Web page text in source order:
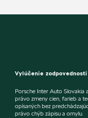
Vylúčenie zodpovednosti
Porsche Inter Auto Slovakia
právo zmeny cien, farieb a
opísaných bez
právo chýb zápisu a omylu.